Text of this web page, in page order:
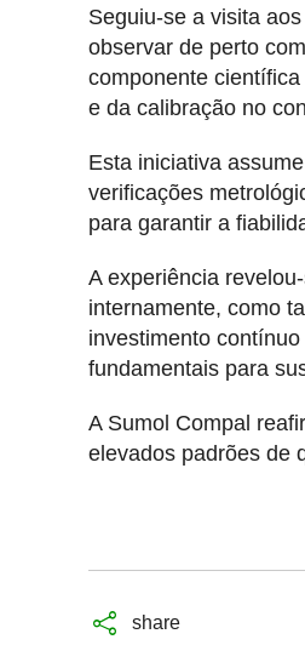
Seguiu-se a visita aos
observar de perto
componente
e da calibração no
Esta iniciativa
verificações
para garantir a
A experiência
internamente, como
investimento
fundamentais para
A Sumol Compal
elevados padrões de
share